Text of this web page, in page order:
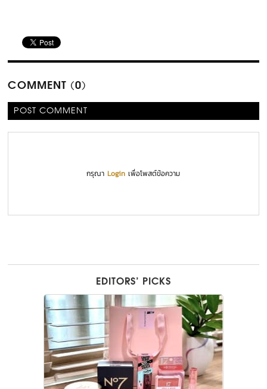
COMMENT (0)
POST COMMENT
กรุณาLogin เพื่อโพสต์ข้อความ
EDITORS’ PICKS